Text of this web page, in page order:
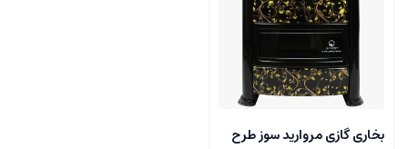
بخاری گازی مروارید سوز طرح